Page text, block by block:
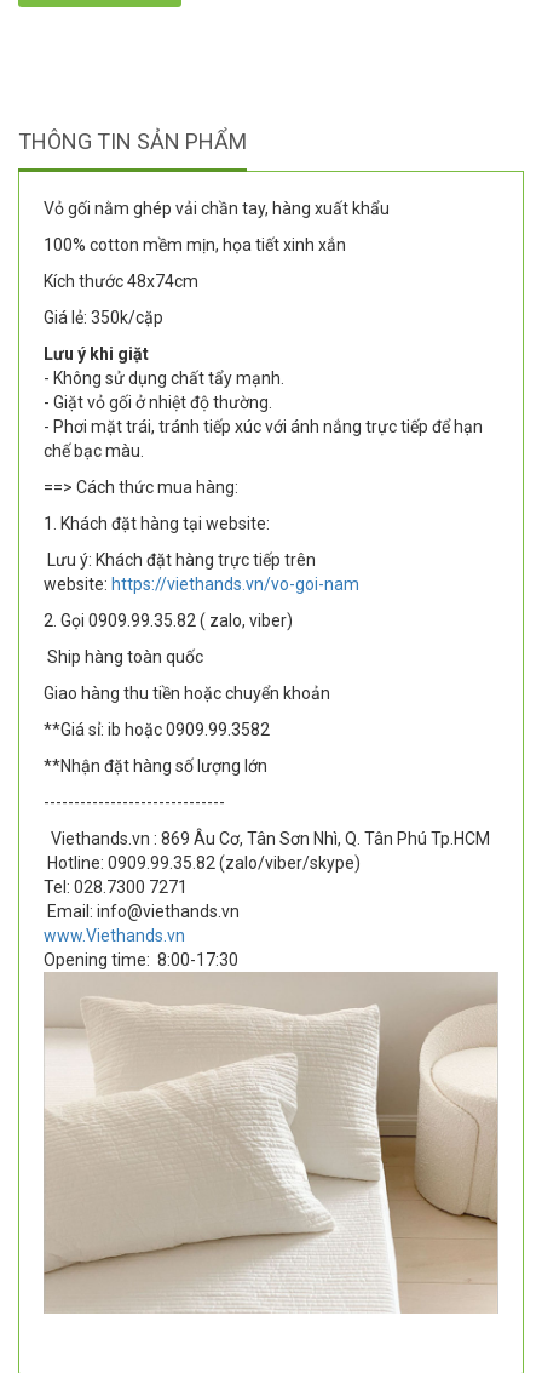
THÔNG TIN SẢN PHẨM
Vỏ gối nằm ghép vải chần tay, hàng xuất khẩu
100% cotton mềm mịn, họa tiết xinh xắn
Kích thước 48x74cm
Giá lẻ: 350k/cặp
Lưu ý khi giặt
- Không sử dụng chất tẩy mạnh.
- Giặt vỏ gối ở nhiệt độ thường.
- Phơi mặt trái, tránh tiếp xúc với ánh nắng trực tiếp để hạn
chế bạc màu.
==> Cách thức mua hàng:
1. Khách đặt hàng tại website:
Lưu ý: Khách đặt hàng trực tiếp trên
website: https://viethands.vn/vo-goi-nam
2. Gọi 0909.99.35.82 ( zalo, viber)
Ship hàng toàn quốc
Giao hàng thu tiền hoặc chuyển khoản
**Giá sỉ: ib hoặc 0909.99.3582
**Nhận đặt hàng số lượng lớn
------------------------------
Viethands.vn : 869 Âu Cơ, Tân Sơn Nhì, Q. Tân Phú Tp.HCM
Hotline: 0909.99.35.82 (zalo/viber/skype)
Tel: 028.7300 7271
Email: info@viethands.vn
www.Viethands.vn
Opening time: 8:00-17:30